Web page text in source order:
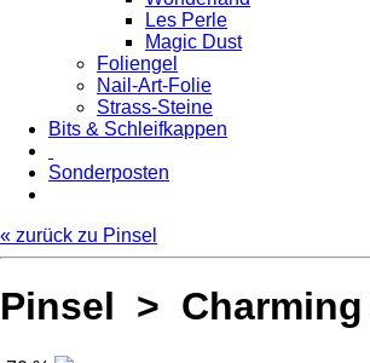
Les Perle
Magic Dust
Foliengel
Nail-Art-Folie
Strass-Steine
Bits & Schleifkappen
Sonderposten
« zurück zu Pinsel
Pinsel > Charming